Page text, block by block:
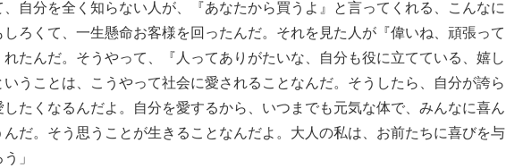
自分を全く知らない人が、『あなたから買うよ』と言ってくれる、こんなに
ろくて、一生懸命お客様を回ったんだ。それを見た人が『偉いね、頑張って
たんだ。そうやって、『人ってありがたいな、自分も役に立てている、嬉し
うことは、こうやって社会に愛されることなんだ。そうしたら、自分が誇ら
たくなるんだよ。自分を愛するから、いつまでも元気な体で、みんなに喜ん
だ。そう思うことが生きることなんだよ。大人の私は、お前たちに喜びを与
」